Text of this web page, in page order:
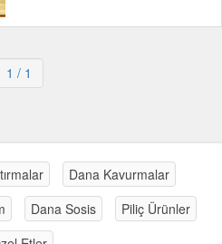
1 / 1
Dana Kavurmalar
Dana Sosis
Piliç Ürünler